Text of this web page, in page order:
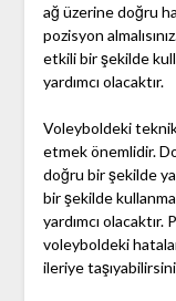
ağ üzerine doğru
pozisyon
etkili bir şekilde
yardımcı olacaktır.
Voleyboldeki
etmek önemlidir.
doğru bir şekilde
bir şekilde
yardımcı
voleyboldeki
ileriye